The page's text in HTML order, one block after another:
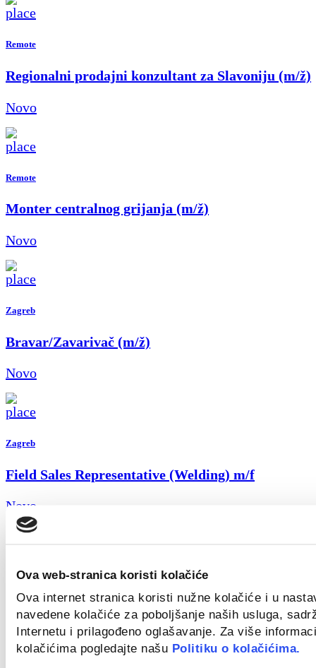
Ova web-stranica koristi kolačiće
Ova internet stranica koristi nužne kolačiće i u
navedene kolačiće za poboljšanje naših usluga,
Internetu i prilagođeno oglašavanje. Za više
kolačićima pogledajte našu Politiku o kolačićima.
Remote
Regionalni prodajni konzultant za Slavoniju (m/ž)
Novo
Remote
Monter centralnog grijanja (m/ž)
Novo
Zagreb
Bravar/Zavarivač (m/ž)
Novo
Zagreb
Field Sales Representative (Welding) m/f
Novo
Croatia
Key Account Manager
Novo